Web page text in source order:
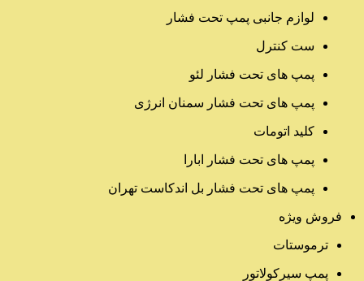
لوازم جانبی پمپ تحت فشار
ست کنترل
پمپ های تحت فشار لئو
پمپ های تحت فشار سمنان انرژی
کلید اتومات
پمپ های تحت فشار ابارا
پمپ های تحت فشار بل اندکاست تهران
فروش ویژه
ترموستات
پمپ سیرکولاتور